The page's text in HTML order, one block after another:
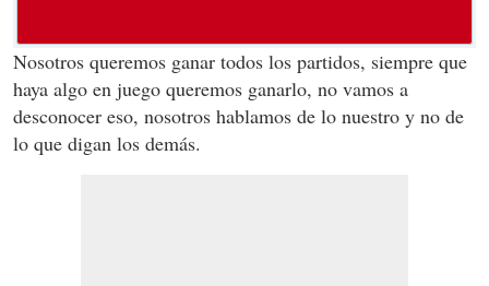
Nosotros queremos ganar todos los partidos, siempre que
haya algo en juego queremos ganarlo, no vamos a
desconocer eso, nosotros hablamos de lo nuestro y no de
lo que digan los demás.